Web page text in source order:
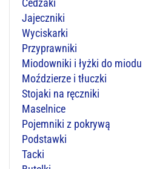
Cedzaki
Jajeczniki
Wyciskarki
Przyprawniki
Miodowniki i łyżki do miodu
Moździerze i tłuczki
Stojaki na ręczniki
Maselnice
Pojemniki z pokrywą
Podstawki
Tacki